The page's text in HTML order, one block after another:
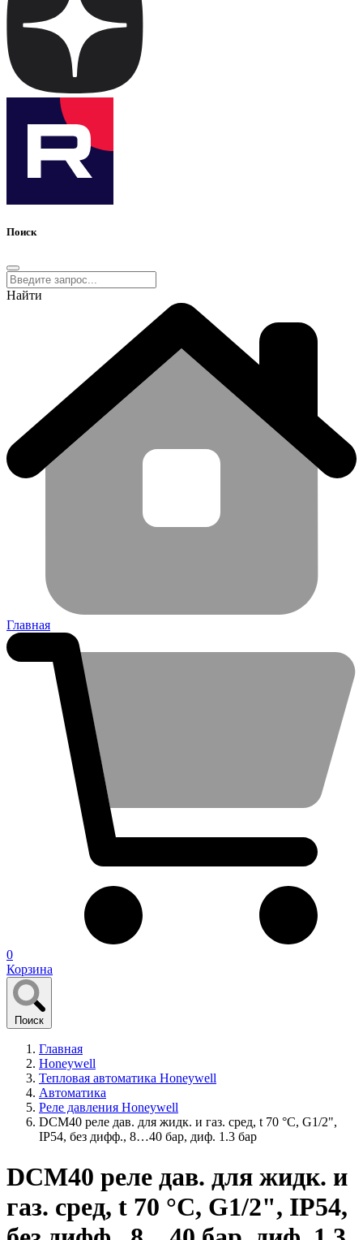
Поиск
Найти
Главная
0
Корзина
Поиск
Главная
Honeywell
Тепловая автоматика Honeywell
Автоматика
Реле давления Honeywell
DCM40 реле дав. для жидк. и газ. сред, t 70 °С, G1/2",
IP54, без дифф., 8…40 бар, диф. 1.3 бар
DCM40 реле дав. для жидк. и
газ. сред, t 70 °С, G1/2", IP54,